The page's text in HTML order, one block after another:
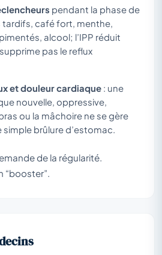
pendant la phase de
tardifs, café fort, menthe,
alcool; l’IPP réduit
pas le reflux
et douleur cardiaque : une
nouvelle, oppressive,
ou la mâchoire ne se gère
brûlure d’estomac.
de la régularité.
“booster”.